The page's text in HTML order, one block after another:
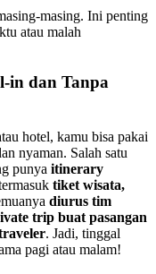
masing. Ini penting
atau malah
in dan Tanpa
hotel, kamu bisa pakai
nyaman. Salah satu
punya itinerary
tiket wisata,
diurus tim
trip buat pasangan
. Jadi, tinggal
pagi atau malam!